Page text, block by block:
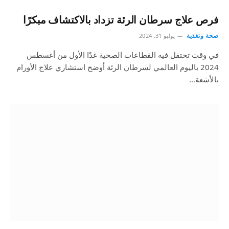
فرص علاج سرطان الرئة تزداد بالاكتشاف مبكرًا
صحة وتغذية يوليو 31, 2024
في وقت تحتفل فيه القطاعات الصحية غدًا الأول من أغسطس
2024 باليوم العالمي لسرطان الرئة أوضح استشاري علاج الأورام
بالأشعة…